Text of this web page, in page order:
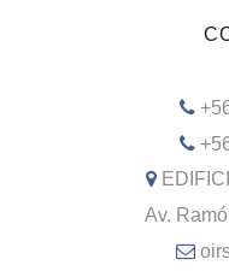
Av.